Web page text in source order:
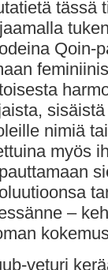
tässä
Qoin-
nimiä
myös
–
veturi